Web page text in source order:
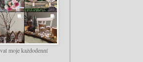
moje každodenní